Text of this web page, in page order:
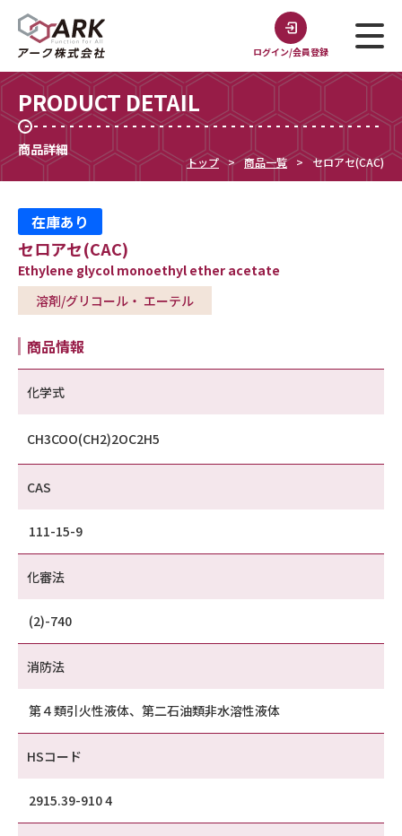
ログイン/会員登録
PRODUCT DETAIL
商品詳細
トップ 商品一覧 セロアセ(CAC)
在庫あり
セロアセ(CAC)
Ethylene glycol monoethyl ether acetate
溶剤/グリコール・ エーテル
商品情報
化学式
CH3COO(CH2)2OC2H5
CAS
111-15-9
化審法
(2)-740
消防法
第４類引火性液体、第二石油類非水溶性液体
HSコード
2915.39-910 4